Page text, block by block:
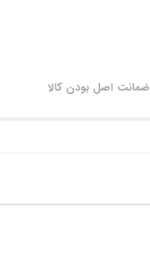
ضمانت اصل بودن کالا